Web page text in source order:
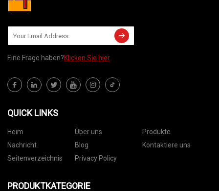
Eine Frage haben?Klicken Sie hier
QUICK LINKS
Heim Über uns
Produkte
Nachricht
Blog
Kontaktiere uns
Seitenverzeichnis
Privacy Policy
PRODUKTKATEGORIE